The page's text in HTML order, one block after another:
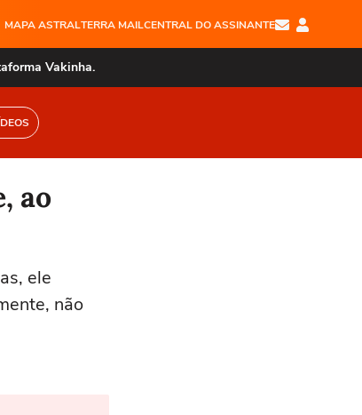
MAPA ASTRALTERRA MAILCENTRAL DO ASSINANTE
Vakinha.
ao
ele
não